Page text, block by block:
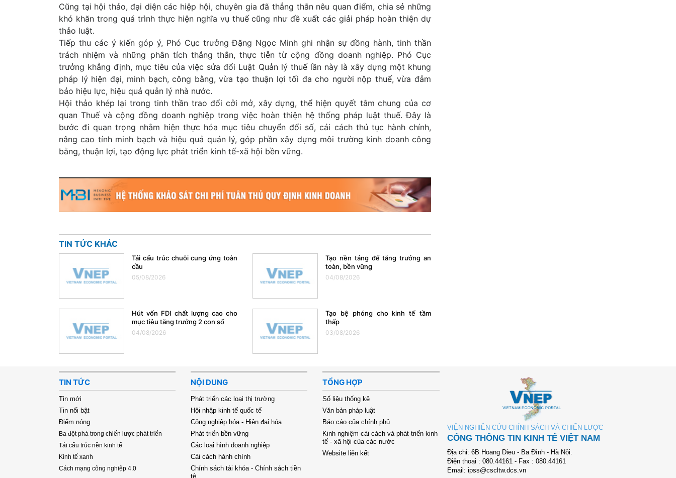
Cũng tại hội thảo, đại diện các hiệp hội, chuyên gia đã thẳng thắn nêu quan điểm, chia sẻ những
khó khăn trong quá trình thực hiện nghĩa vụ thuế cũng như đề xuất các giải pháp hoàn thiện dự
thảo luật.
Tiếp thu các ý kiến góp ý, Phó Cục trưởng Đặng Ngọc Minh ghi nhận sự đồng hành, tinh thần
trách nhiệm và những phân tích thẳng thắn, thực tiễn từ cộng đồng doanh nghiệp. Phó Cục
trưởng khẳng định, mục tiêu của việc sửa đổi Luật Quản lý thuế lần này là xây dựng một khung
pháp lý hiện đại, minh bạch, công bằng, vừa tạo thuận lợi tối đa cho người nộp thuế, vừa đảm
bảo hiệu lực, hiệu quả quản lý nhà nước.
Hội thảo khép lại trong tinh thần trao đổi cởi mở, xây dựng, thể hiện quyết tâm chung của cơ
quan Thuế và cộng đồng doanh nghiệp trong việc hoàn thiện hệ thống pháp luật thuế. Đây là
bước đi quan trọng nhằm hiện thực hóa mục tiêu chuyển đổi số, cải cách thủ tục hành chính,
nâng cao tính minh bạch và hiệu quả quản lý, góp phần xây dựng môi trường kinh doanh công
bằng, thuận lợi, tạo động lực phát triển kinh tế-xã hội bền vững.
TIN TỨC KHÁC
Tái cấu trúc chuỗi cung ứng toàn
cầu
05/08/2026
Tạo nền tảng để tăng trưởng an
toàn, bền vững
04/08/2026
Hút vốn FDI chất lượng cao cho
mục tiêu tăng trưởng 2 con số
04/08/2026
Tạo bệ phóng cho kinh tế tầm
thấp
03/08/2026
TIN TỨC
Tin mới
Tin nổi bật
Điểm nóng
Ba đột phá trong chiến lược phát triển
Tái cấu trúc nền kinh tế
Kinh tế xanh
Cách mạng công nghiệp 4.0
NỘI DUNG
Phát triển các loại thị trường
Hội nhập kinh tế quốc tế
Công nghiệp hóa - Hiện đại hóa
Phát triển bền vững
Các loại hình doanh nghiệp
Cải cách hành chính
Chính sách tài khóa - Chính sách tiền
tệ
TỔNG HỢP
Số liệu thống kê
Văn bản pháp luật
Báo cáo của chính phủ
Kinh nghiệm cải cách và phát triển kinh
tế - xã hội của các nước
Website liên kết
VIỆN NGHIÊN CỨU CHÍNH SÁCH VÀ CHIẾN LƯỢC
CỔNG THÔNG TIN KINH TẾ VIỆT NAM
Địa chỉ: 6B Hoang Dieu - Ba Đình - Hà Nội.
Điện thoại : 080.44161 - Fax : 080.44161
Email: ipss@cscltw.dcs.vn